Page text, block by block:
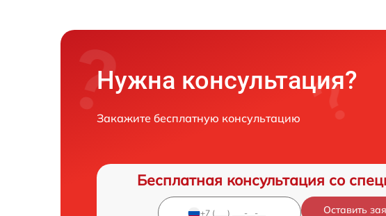
Нужна консультация?
Закажите бесплатную консультацию
Бесплатная консультация со
Оставить